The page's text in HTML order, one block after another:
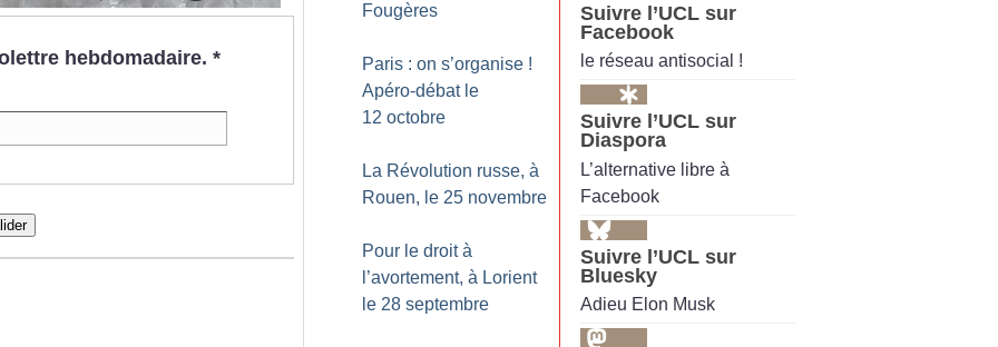
hebdomadaire. *
Fougères
Paris : on s’organise !
Apéro-débat le
12 octobre
La Révolution russe, à
Rouen, le 25 novembre
Pour le droit à
l’avortement, à Lorient
le 28 septembre
Suivre l’UCL sur
Facebook
le réseau antisocial !
Suivre l’UCL sur
Diaspora
L’alternative libre à
Facebook
Suivre l’UCL sur
Bluesky
Adieu Elon Musk